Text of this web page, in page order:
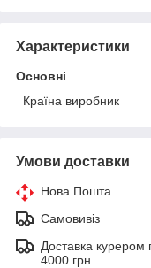
Характеристики
Основні
Країна виробник
Умови доставки
Нова Пошта
Самовивіз
Доставка курером
4000 грн